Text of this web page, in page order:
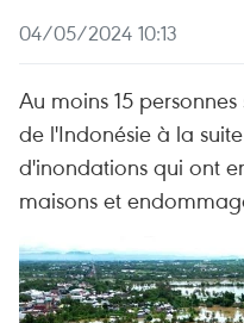
04/05/2024 10:13
Au moins 15
de l'Indonésie à la
d'inondations qui ont
maisons et